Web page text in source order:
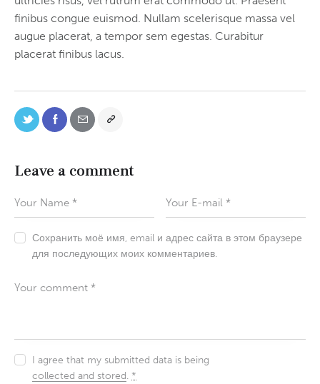
finibus congue euismod. Nullam scelerisque massa vel
augue placerat, a tempor sem egestas. Curabitur
placerat finibus lacus.
Leave a comment
Сохранить моё имя, email и адрес сайта в этом браузере
для последующих моих комментариев.
I agree that my submitted data is being
collected and stored. *